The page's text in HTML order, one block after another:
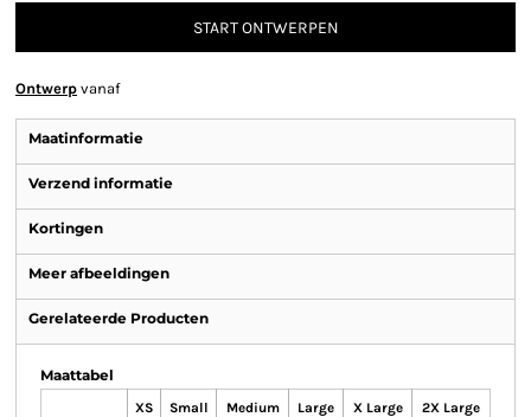
START ONTWERPEN
Ontwerp vanaf
Maatinformatie
Verzend informatie
Kortingen
Meer afbeeldingen
Gerelateerde Producten
Maattabel
XS Small Medium Large X Large 2X Large